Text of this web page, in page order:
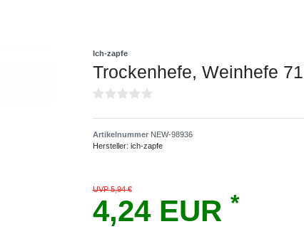
Ich-zapfe
Trockenhefe, Weinhefe
Artikelnummer NEW-98936
Hersteller: ich-zapfe
UVP 5,94 €
4,24 EUR *